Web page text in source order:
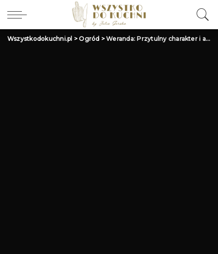
Wszystkodokuchni.pl >Ogród >Weranda: Przytulny charakter i aranżacja. Inspiracje i styl